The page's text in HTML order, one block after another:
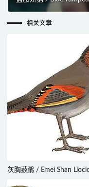
相关文章
灰胸薮鹛 / Emei Shan